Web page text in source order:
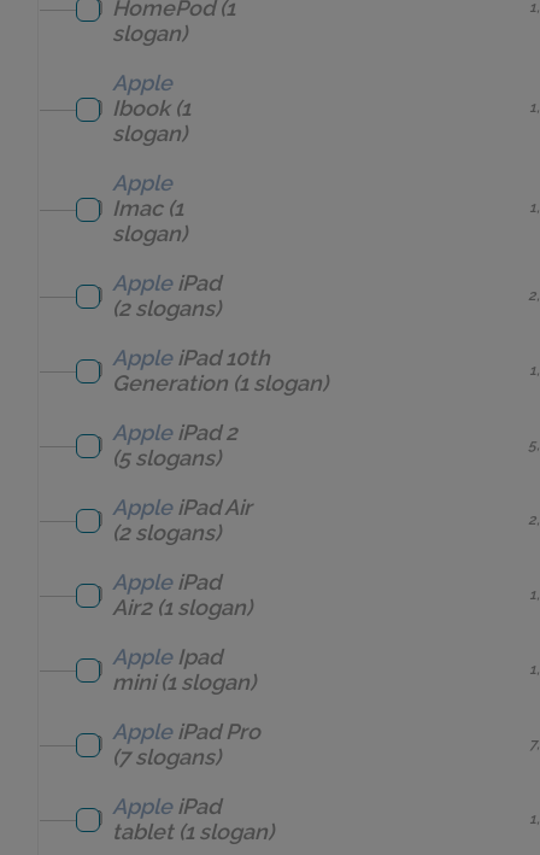
HomePod(1
slogan)
Apple
Ibook(1
slogan)
Apple
Imac(1
slogan)
Apple iPad
(2 slogans)
Apple iPad 10th
Generation (1 slogan)
Apple iPad 2
(5 slogans)
Apple iPad Air
(2 slogans)
Apple iPad
Air2(1 slogan)
Apple Ipad
mini(1 slogan)
Apple iPad Pro
(7 slogans)
Apple iPad
tablet(1 slogan)